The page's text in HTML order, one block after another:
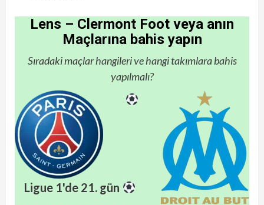
Lens – Clermont Foot veya anın
Maçlarına bahis yapın
Sıradaki maçlar hangileri ve hangi takımlara bahis
yapılmalı?
Ligue 1'de 21. gün